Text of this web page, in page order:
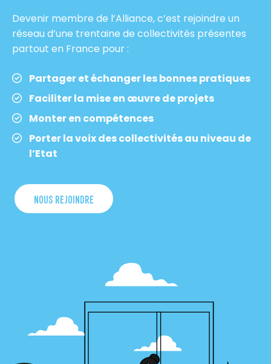
Devenir membre de l’Alliance, c’est rejoindre un
réseau d’une trentaine de collectivités présentes
partout en France pour :
Partager et échanger les bonnes pratiques
Faciliter la mise en œuvre de projets
Monter en compétences
Porter la voix des collectivités au niveau de
l’Etat
NOUS REJOINDRE